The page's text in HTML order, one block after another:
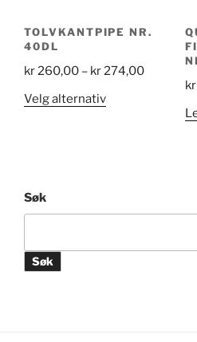
TOLVKANTPIPE NR.
40DL
kr 260,00 – kr 274,00Price
kr 260,00
Velg alternativDette
kan
på
kr
Søk
Søk